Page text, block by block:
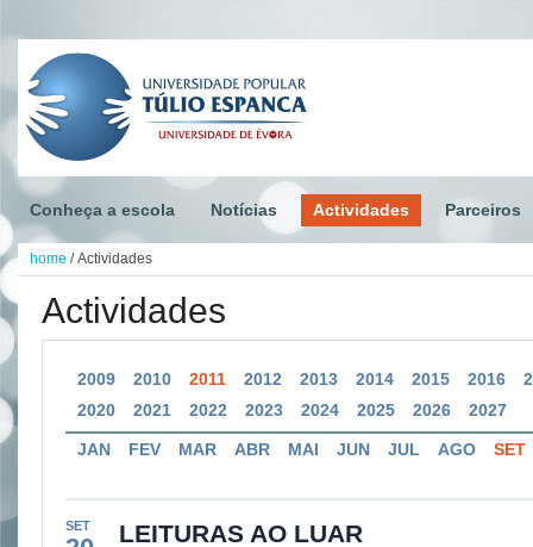
Conheça a escola Notícias Actividades Parceiros
home / Actividades
Actividades
2009 2010 2011 2012 2013 2014 2015 2016
2020
2021 2022 2023 2024 2025 2026 2027
JAN FEV MAR ABR MAI JUN JUL AGO SET
SET LEITURAS AO LUAR